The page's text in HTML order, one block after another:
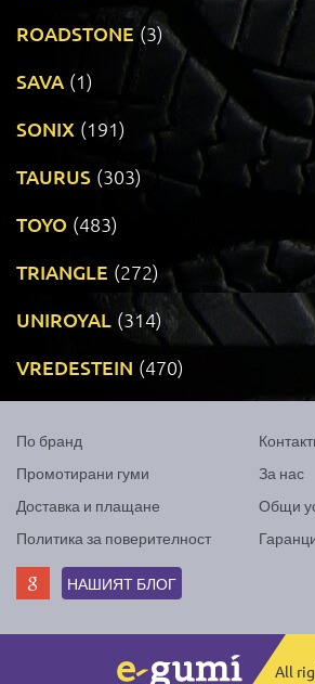
ROADSTONE (3)
SAVA (1)
SONIX (191)
TAURUS (303)
TOYO (483)
TRIANGLE (272)
UNIROYAL (314)
VREDESTEIN (470)
По бранд
Промотирани гуми
Доставка и плащане
Политика за поверителност
За нас
Общи
НАШИЯТ БЛОГ
All